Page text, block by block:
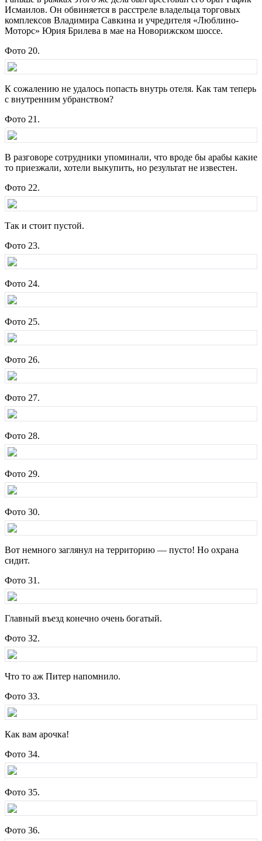
Исмаилов. Он обвиняется в расстреле владельца торговых
комплексов Владимира Савкина и учредителя «Люблино-
Моторс» Юрия Брилева в мае на Новорижском шоссе.
Фото 20.
К сожалению не удалось попасть внутрь отеля. Как там теперь
с внутренним убранством?
Фото 21.
В разговоре сотрудники упоминали, что вроде бы арабы какие
то приезжали, хотели выкупить, но результат не известен.
Фото 22.
Так и стоит пустой.
Фото 23.
Фото 24.
Фото 25.
Фото 26.
Фото 27.
Фото 28.
Фото 29.
Фото 30.
Вот немного заглянул на территорию — пусто! Но охрана
сидит.
Фото 31.
Главный въезд конечно очень богатый.
Фото 32.
Что то аж Питер напомнило.
Фото 33.
Как вам арочка!
Фото 34.
Фото 35.
Фото 36.